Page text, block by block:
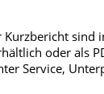
Kurzbericht sind
oder als
Service,